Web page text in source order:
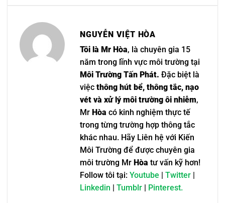
NGUYỄN VIỆT HÒA
Tôi là Mr Hòa, là chuyên gia 15
năm trong lĩnh vực môi trường tại
Môi Trường Tấn Phát. Đặc biệt là
việc thông hút bể, thông tắc, nạo
vét và xử lý môi trường ôi nhiễm,
Mr Hòa có kinh nghiệm thực tế
trong từng trường hợp thông tắc
khác nhau. Hãy Liên hệ với Kiến
Môi Trường để được chuyên gia
môi trường Mr Hòa tư vấn kỹ hơn!
Follow tôi tại: Youtube | Twitter |
Linkedin | Tumblr | Pinterest.